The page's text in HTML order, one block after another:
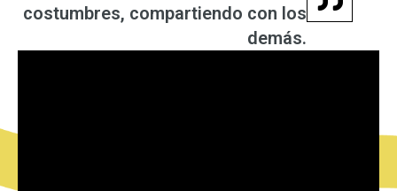
costumbres, compartiendo con los
demás.